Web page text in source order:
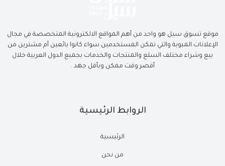
موقع تسوق سيل هو واحد من أهم المواقع الالكترونية المتخصصة في مجال
الإعلانات المبوبة والتي تمكن المستخدمين سواء كانوا بائعين أم مشترين من
بيع وشراء مختلف السلع والمنتجات والخدمات بجميع الدول العربية خلال
أقصر وقت ممكن وبأقل جهد .
الروابط الرئيسية
الرئيسية
من نحن